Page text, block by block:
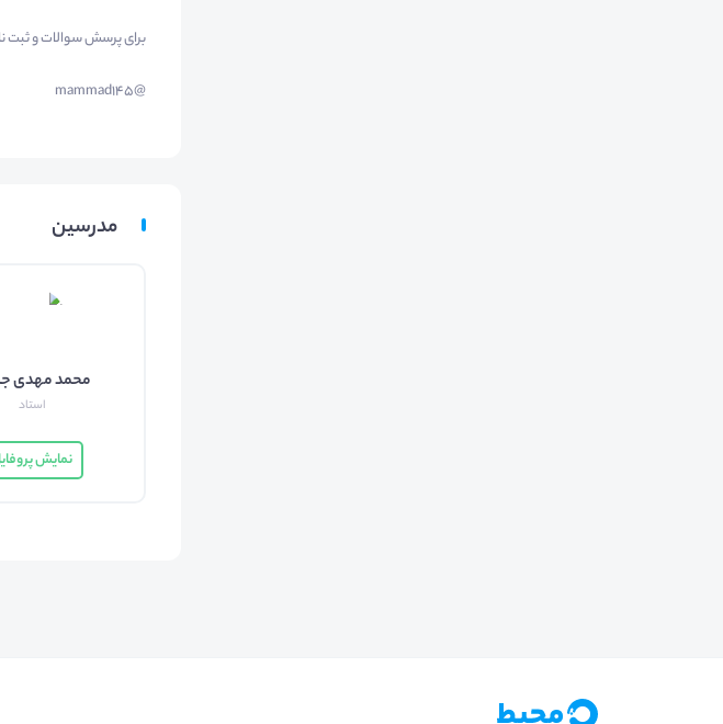
برای پرسش سوالات و ثبت
@mammad145
مدرسین
محمد مهدی
استاد
نمایش